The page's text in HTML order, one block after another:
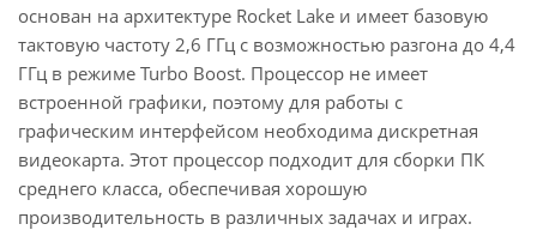
основан на архитектуре Rocket Lake и имеет базовую
тактовую частоту 2,6 ГГц с возможностью разгона до 4,4
ГГц в режиме Turbo Boost. Процессор не имеет
встроенной графики, поэтому для работы с
графическим интерфейсом необходима дискретная
видеокарта. Этот процессор подходит для сборки ПК
среднего класса, обеспечивая хорошую
производительность в различных задачах и играх.